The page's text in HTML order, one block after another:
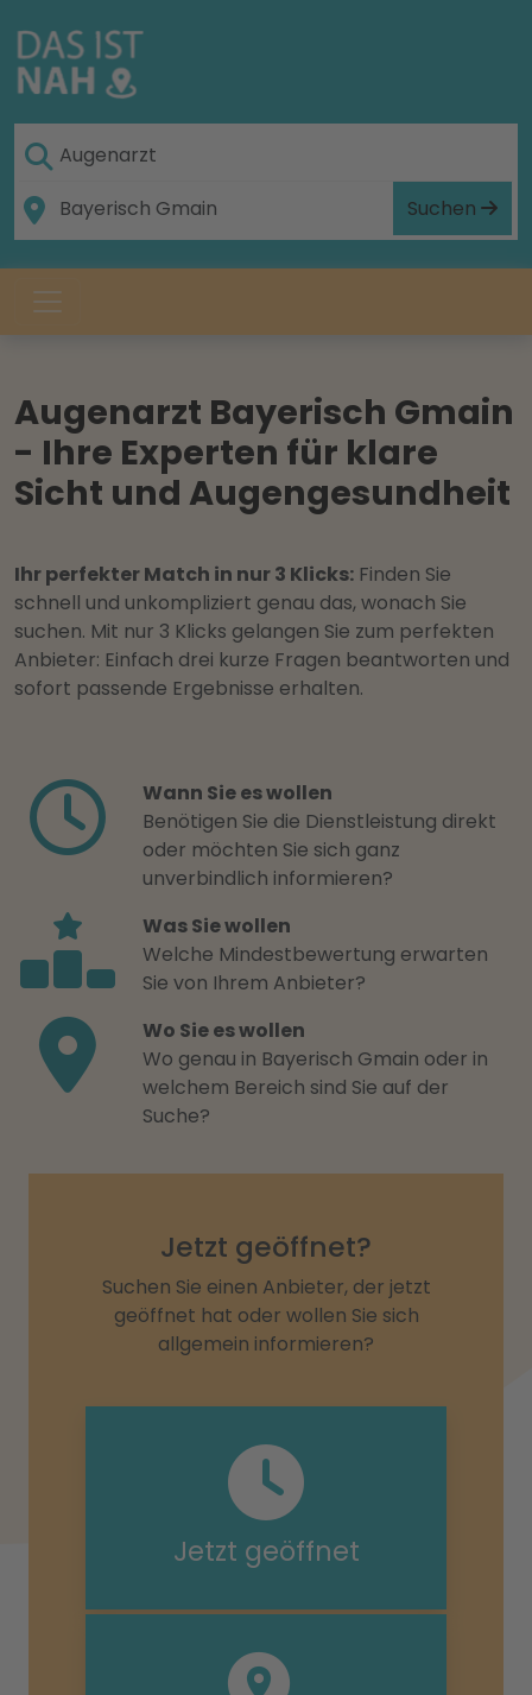
Suchen
Augenarzt Bayerisch Gmain
- Ihre Experten für klare
Sicht und Augengesundheit
Ihr perfekter Match in nur 3 Klicks: Finden Sie
schnell und unkompliziert genau das, wonach Sie
suchen. Mit nur 3 Klicks gelangen Sie zum perfekten
Anbieter: Einfach drei kurze Fragen beantworten und
sofort passende Ergebnisse erhalten.
Wann Sie es wollen
Benötigen Sie die Dienstleistung direkt
oder möchten Sie sich ganz
unverbindlich informieren?
Was Sie wollen
Welche Mindestbewertung erwarten
Sie von Ihrem Anbieter?
Wo Sie es wollen
Wo genau in Bayerisch Gmain oder in
welchem Bereich sind Sie auf der
Suche?
Jetzt geöffnet?
Suchen Sie einen Anbieter, der jetzt
geöffnet hat oder wollen Sie sich
allgemein informieren?
Jetzt geöffnet